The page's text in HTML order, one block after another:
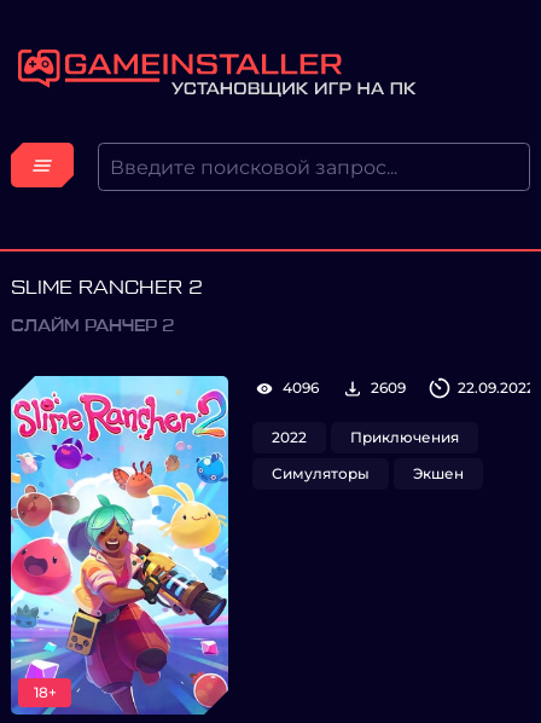
SLIME RANCHER 2
СЛАЙМ РАНЧЕР 2
18+
4096 2609 22.09.2022
2022
Приключения
Симуляторы
Экшен